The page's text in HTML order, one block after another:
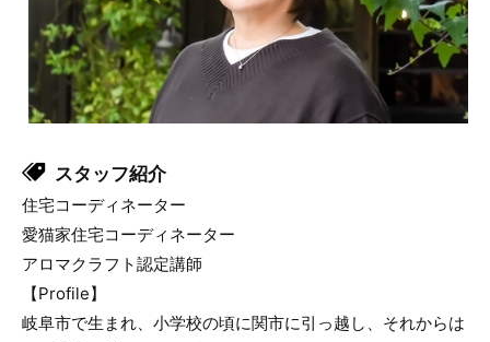
スタッフ紹介
住宅コーディネーター
愛猫家住宅コーディネーター
アロマクラフト認定講師
【Profile】
岐阜市で生まれ、小学校の頃に関市に引っ越し、それからは